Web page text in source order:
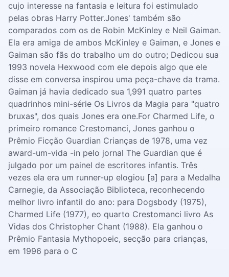
cujo interesse na fantasia e leitura foi estimulado
pelas obras Harry Potter.Jones' também são
comparados com os de Robin McKinley e Neil Gaiman.
Ela era amiga de ambos McKinley e Gaiman, e Jones e
Gaiman são fãs do trabalho um do outro; Dedicou sua
1993 novela Hexwood com ele depois algo que ele
disse em conversa inspirou uma peça-chave da trama.
Gaiman já havia dedicado sua 1,991 quatro partes
quadrinhos mini-série Os Livros da Magia para "quatro
bruxas", dos quais Jones era one.For Charmed Life, o
primeiro romance Crestomanci, Jones ganhou o
Prêmio Ficção Guardian Crianças de 1978, uma vez
award-um-vida -in pelo jornal The Guardian que é
julgado por um painel de escritores infantis. Três
vezes ela era um runner-up elogiou [a] para a Medalha
Carnegie, da Associação Biblioteca, reconhecendo
melhor livro infantil do ano: para Dogsbody (1975),
Charmed Life (1977), eo quarto Crestomanci livro As
Vidas dos Christopher Chant (1988). Ela ganhou o
Prêmio Fantasia Mythopoeic, secção para crianças,
em 1996 para o C